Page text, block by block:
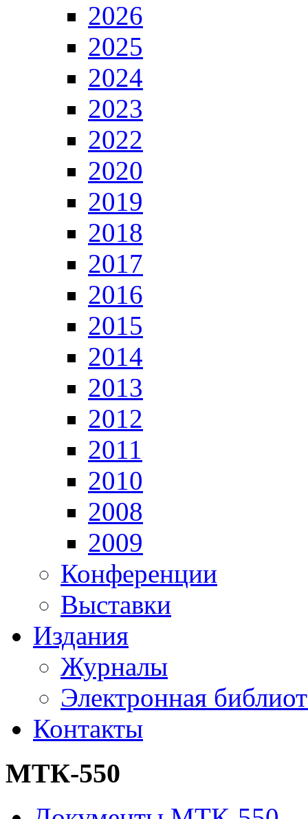
2026
2025
2024
2023
2022
2020
2019
2018
2017
2016
2015
2014
2013
2012
2011
2010
2008
2009
Конференции
Выставки
Издания
Журналы
Электронная
Контакты
МТК-550